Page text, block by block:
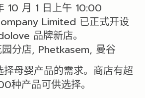
10 月 1 日上午 10:00
Limited 已正式开设
品牌新店。
分店, Phetkasem, 曼谷
择母婴产品的需求。商店有超
种产品可供选择。